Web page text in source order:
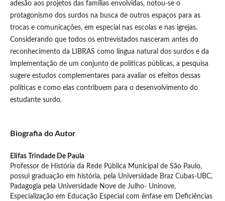
adesão aos projetos das famílias envolvidas, notou-se o
protagonismo dos surdos na busca de outros espaços para as
trocas e comunicações, em especial nas escolas e nas igrejas.
Considerando que todos os entrevistados nasceram antes do
reconhecimento da LIBRAS como língua natural dos surdos e da
implementação de um conjunto de políticas públicas, a pesquisa
sugere estudos complementares para avaliar os efeitos dessas
políticas e como elas contribuem para o desenvolvimento do
estudante surdo.
Biografia do Autor
Elifas Trindade De Paula
Professor de História da Rede Pública Municipal de São Paulo,
possui graduação em história, pela Universidade Braz Cubas-UBC,
Padagogia pela Universidade Nove de Julho- Uninove,
Especialização em Educação Especial com ênfase em Deficiências